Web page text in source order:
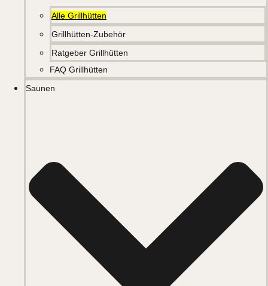
Alle Grillhütten
Grillhütten-Zubehör
Ratgeber Grillhütten
FAQ Grillhütten
Saunen